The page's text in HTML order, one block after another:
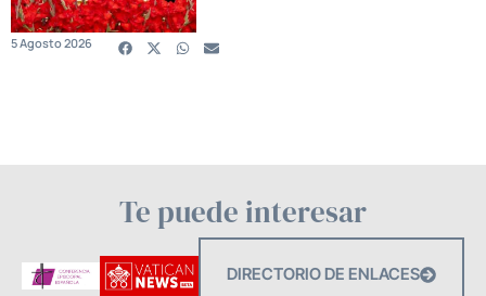
5 Agosto 2026
Te puede interesar
DIRECTORIO DE ENLACES